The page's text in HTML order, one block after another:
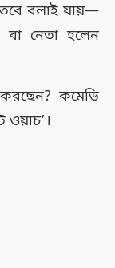
বলাই যায়—
নেতা হলেন
কমেডি
ওয়াচ’।